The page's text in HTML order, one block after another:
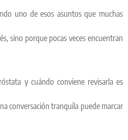
uno de esos asuntos que muchas
sino porque pocas veces encuentran
y cuándo conviene revisarla es
conversación tranquila puede marcar